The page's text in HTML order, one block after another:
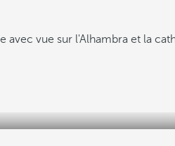
avec vue sur l'Alhambra et la